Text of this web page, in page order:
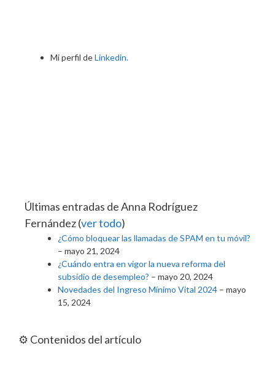
Mi perfil deLinkedin.
Últimas entradas de Anna Rodríguez
Fernández(ver todo)
¿Cómo bloquear las llamadas de SPAM en tu móvil?
– mayo 21, 2024
¿Cuándo entra en vigor la nueva reforma del
subsidio de desempleo? – mayo 20, 2024
Novedades del Ingreso Mínimo Vital 2024 – mayo
15, 2024
⚙️ Contenidos del artículo